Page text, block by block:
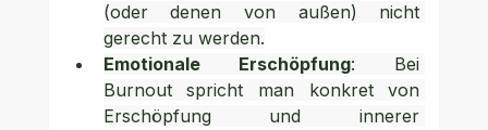
(oder denen von außen) nicht
gerecht zu werden.
Emotionale Erschöpfung: Bei
Burnout spricht man konkret von
Erschöpfung und innerer